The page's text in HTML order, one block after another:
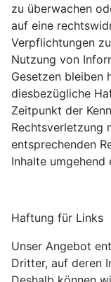
zu überwachen
auf eine
Verpflichtungen
Nutzung von
Gesetzen bleiben
diesbezügliche
Zeitpunkt der
Rechtsverletzung
entsprechenden
Inhalte umgehend
Haftung für Links
Unser Angebot
Dritter, auf deren